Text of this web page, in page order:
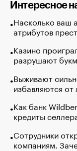
Интересное
Насколько ваш
атрибутов
Казино
разрушают
Выживают
избавляются
Как банк
кредиты
Сотрудники
компаниям.